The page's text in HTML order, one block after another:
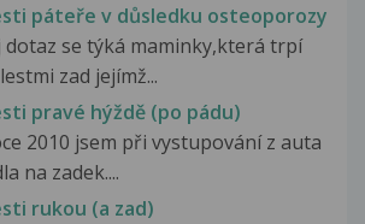
páteře v důsledku osteoporozy
dotaz se týká maminky,která trpí
zad jejímž...
pravé hýždě (po pádu)
2010 jsem při vystupování z auta
na zadek....
rukou (a zad)